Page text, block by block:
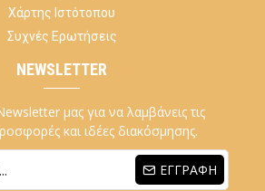
Χάρτης Ιστότοπου
Συχνές Ερωτήσεις
NEWSLETTER
μας για να λαμβάνεις τις
και ιδέες διακόσμησης.
ΕΓΓΡΑΦΉ